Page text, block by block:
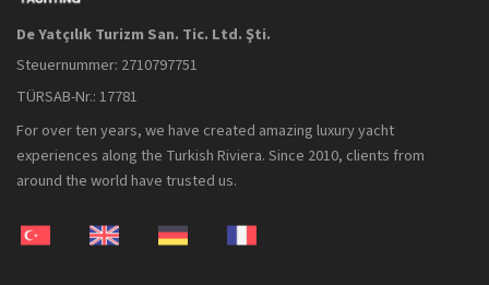
De Yatçılık Turizm San. Tic. Ltd. Şti.
Steuernummer: 2710797751
TÜRSAB-Nr.: 17781
For over ten years, we have created amazing luxury yacht
experiences along the Turkish Riviera. Since 2010, clients from
around the world have trusted us.